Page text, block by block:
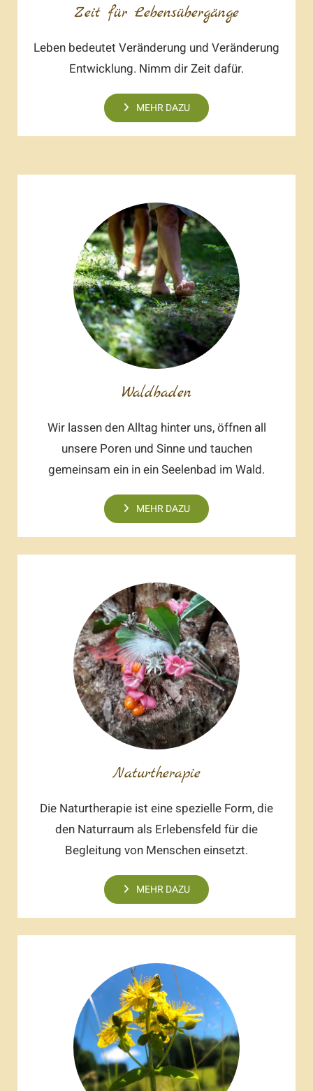
Zeit für Lebensübergänge
Leben bedeutet Veränderung und Veränderung
Entwicklung. Nimm dir Zeit dafür.
MEHR DAZU
Waldbaden
Wir lassen den Alltag hinter uns, öffnen all
unsere Poren und Sinne und tauchen
gemeinsam ein in ein Seelenbad im Wald.
MEHR DAZU
Naturtherapie
Die Naturtherapie ist eine spezielle Form, die
den Naturraum als Erlebensfeld für die
Begleitung von Menschen einsetzt.
MEHR DAZU